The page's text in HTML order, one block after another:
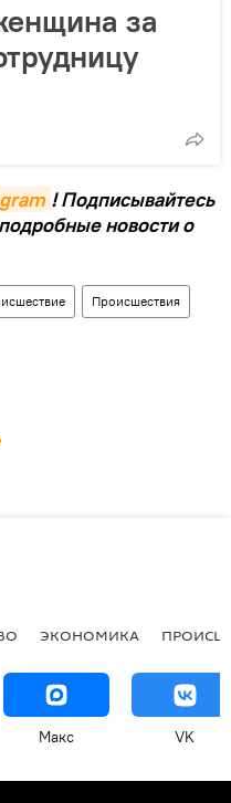
за
! Подписывайтесь
новости о
Происшествия
ЭКОНОМИКА
Макс VK